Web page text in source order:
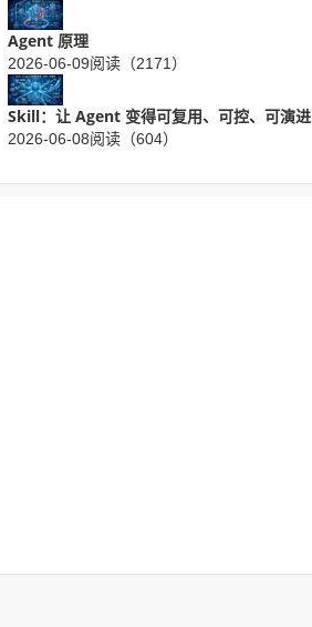
Agent 原理
2026-06-09阅读（2171）
Skill：让 Agent 变得可复用、可控、可演进
2026-06-08阅读（604）